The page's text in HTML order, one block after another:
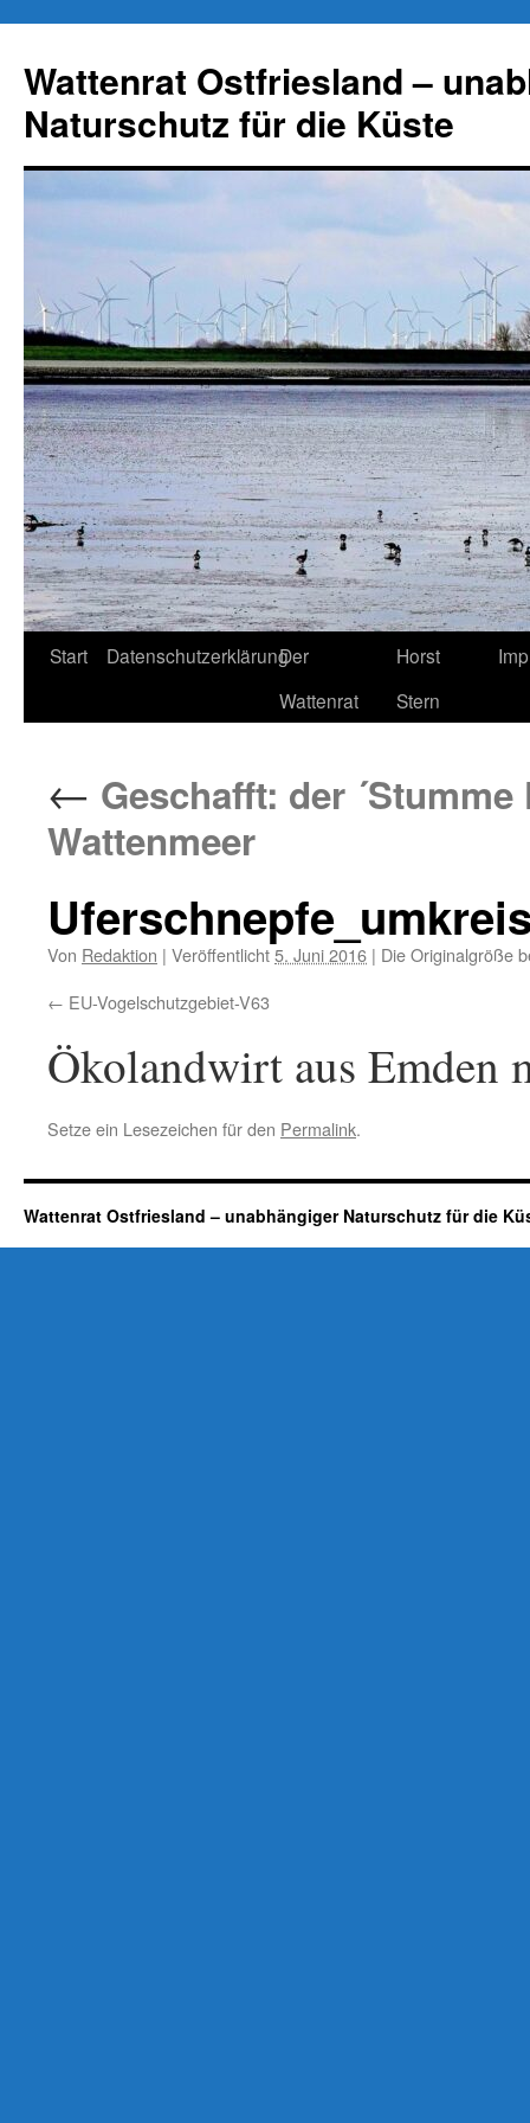
springen
Wattenrat Ostfriesland –
Naturschutz für die Küste
Start DatenschutzerklärungDer
Wattenrat
Horst
Stern
← Geschafft: der
Wattenmeer
Von Redaktion | Veröffentlicht5. Juni 2016 | Die Originalgröße
EU-Vogelschutzgebiet-V63
Ökolandwirt aus Emden
Setze ein Lesezeichen für den Permalink.
Wattenrat Ostfriesland – unabhängiger Naturschutz für die